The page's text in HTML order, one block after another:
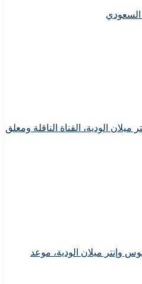
السعودي
ميلان الودية، القناة الناقلة ومعلق
وإنتر ميلان الودية، موعد